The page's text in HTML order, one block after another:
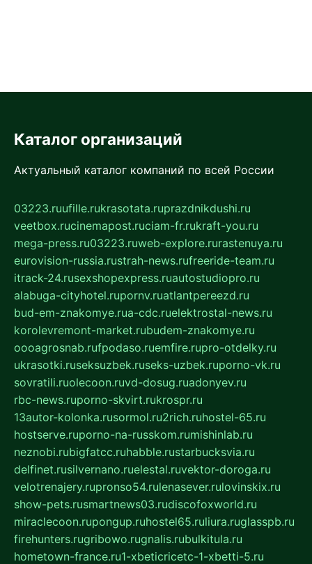
Каталог организаций
Актуальный каталог компаний по всей России
03223.ruufille.rukrasotata.ruprazdnikdushi.ru
veetbox.rucinemapost.ruciam-fr.rukraft-you.ru
mega-press.ru03223.ruweb-explore.rurastenuya.ru
eurovision-russia.rustrah-news.rufreeride-team.ru
itrack-24.rusexshopexpress.ruautostudiopro.ru
alabuga-cityhotel.rupornv.ruatlantpereezd.ru
bud-em-znakomye.rua-cdc.ruelektrostal-news.ru
korolevremont-market.rubudem-znakomye.ru
oooagrosnab.rufpodaso.ruemfire.rupro-otdelky.ru
ukrasotki.ruseksuzbek.ruseks-uzbek.ruporno-vk.ru
sovratili.ruolecoon.ruvd-dosug.ruadonyev.ru
rbc-news.ruporno-skvirt.rukrospr.ru
13autor-kolonka.rusormol.ru2rich.ruhostel-65.ru
hostserve.ruporno-na-russkom.rumishinlab.ru
neznobi.rubigfatcc.ruhabble.rustarbucksvia.ru
delfinet.rusilvernano.ruelestal.ruvektor-doroga.ru
velotrenajery.rupronso54.rulenasever.rulovinskix.ru
show-pets.rusmartnews03.rudiscofoxworld.ru
miraclecoon.rupongup.ruhostel65.ruliura.ruglasspb.ru
firehunters.rugribowo.rugnalis.rubulkitula.ru
hometown-france.ru1-xbeticricetc-1-xbetti-5.ru